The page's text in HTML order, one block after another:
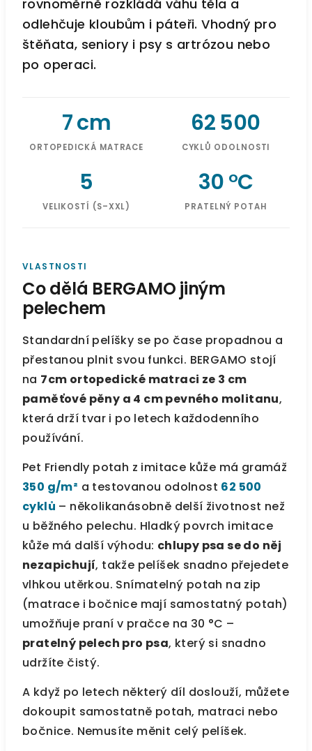
rovnoměrně rozkládá váhu těla a
odlehčuje kloubům i páteři. Vhodný pro
štěňata, seniory i psy s artrózou nebo
po operaci.
7 cm
ORTOPEDICKÁ MATRACE
62 500
CYKLŮ ODOLNOSTI
5
VELIKOSTÍ (S–XXL)
30 °C
PRATELNÝ POTAH
VLASTNOSTI
Co dělá BERGAMO jiným
pelechem
Standardní pelíšky se po čase propadnou a
přestanou plnit svou funkci. BERGAMO stojí
na 7cm ortopedické matraci ze 3 cm
paměťové pěny a 4 cm pevného molitanu,
která drží tvar i po letech každodenního
používání.
Pet Friendly potah z imitace kůže má gramáž
350 g/m² a testovanou odolnost 62 500
cyklů – několikanásobně delší životnost než
u běžného pelechu. Hladký povrch imitace
kůže má další výhodu: chlupy psa se do něj
nezapichují, takže pelíšek snadno přejedete
vlhkou utěrkou. Snímatelný potah na zip
(matrace i bočnice mají samostatný potah)
umožňuje praní v pračce na 30 °C –
pratelný pelech pro psa, který si snadno
udržíte čistý.
A když po letech některý díl doslouží, můžete
dokoupit samostatně potah, matraci nebo
bočnice. Nemusíte měnit celý pelíšek.